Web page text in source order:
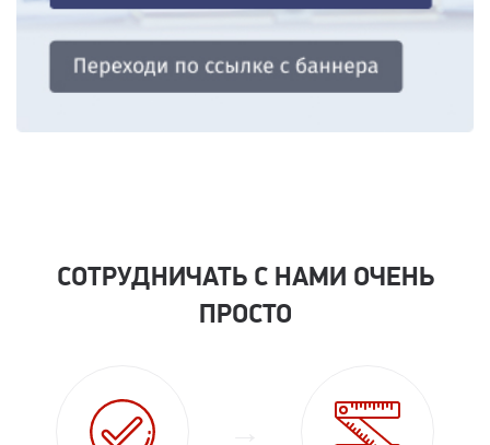
СОТРУДНИЧАТЬ С НАМИ ОЧЕНЬ
ПРОСТО